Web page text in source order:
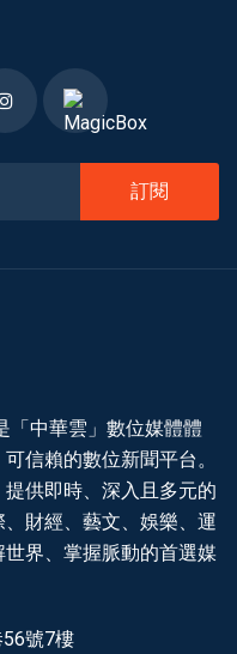
訂閱
「中華雲」數位媒體體
信賴的數位新聞平台。
供即時、深入且多元的
財經、藝文、娛樂、運
界、掌握脈動的首選媒
號7樓